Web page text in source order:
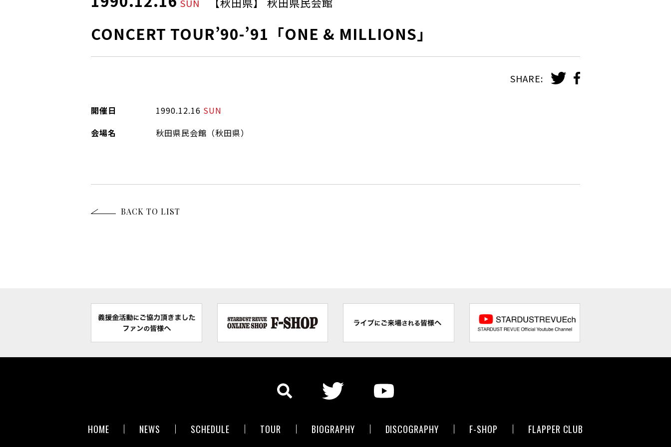
SUN
CONCERT TOUR’90-’91「ONE & MILLIONS」
SHARE:
開催日 1990.12.16 SUN
会場名
秋田県民会館（秋田県）
BACK TO LIST
HOME NEWS SCHEDULE TOUR BIOGRAPHY DISCOGRAPHY F-SHOP FLAPPER CLUB